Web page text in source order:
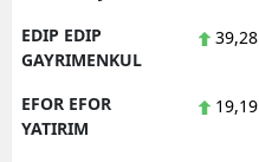
EDIP EDIP
GAYRIMENKUL
39,28
EFOR EFOR
YATIRIM
19,19